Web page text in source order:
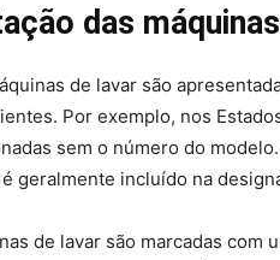
das
de lavar são
Por exemplo, nos
sem o número do
geralmente incluído na
de lavar são marcadas com